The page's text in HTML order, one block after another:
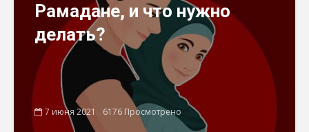
Рамадане, и что нужно
делать?
7 июня 2021 6176 Просмотрено